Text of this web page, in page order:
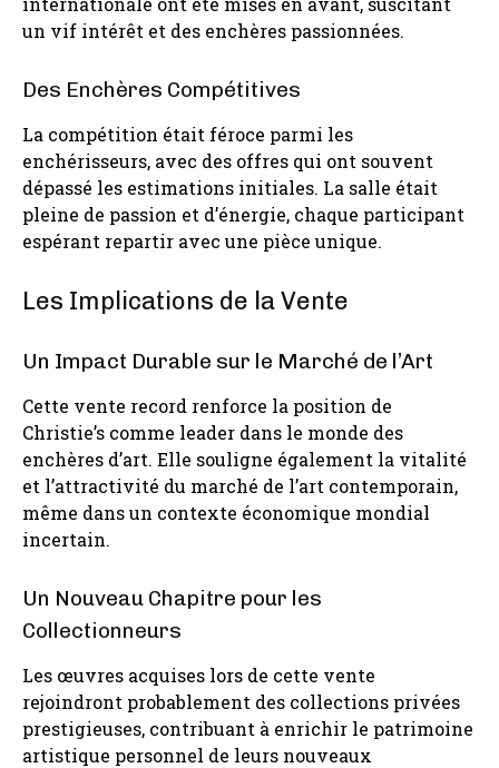
un vif intérêt et des enchères passionnées.
Des Enchères Compétitives
La compétition était féroce parmi les
enchérisseurs, avec des offres qui ont souvent
dépassé les estimations initiales. La salle était
pleine de passion et d’énergie, chaque participant
espérant repartir avec une pièce unique.
Les Implications de la Vente
Un Impact Durable sur le Marché de l’Art
Cette vente record renforce la position de
Christie’s comme leader dans le monde des
enchères d’art. Elle souligne également la vitalité
et l’attractivité du marché de l’art contemporain,
même dans un contexte économique mondial
incertain.
Un Nouveau Chapitre pour les
Collectionneurs
Les œuvres acquises lors de cette vente
rejoindront probablement des collections privées
prestigieuses, contribuant à enrichir le patrimoine
artistique personnel de leurs nouveaux